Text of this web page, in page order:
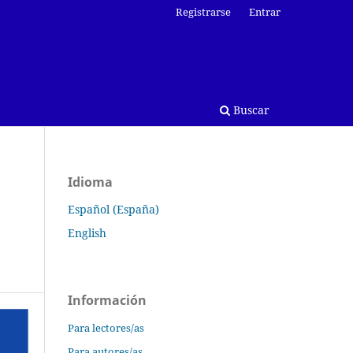
Buscar
Registrarse Entrar
Idioma
Español (España)
English
Información
Para lectores/as